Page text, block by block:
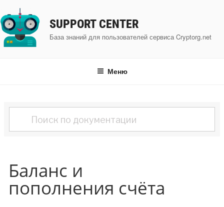
к
содержимому
SUPPORT CENTER
База знаний для пользователей сервиса Cryptorg.net
Меню
Баланс и
пополнения счёта